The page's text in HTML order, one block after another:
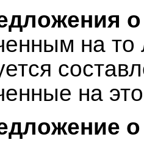
на то
на